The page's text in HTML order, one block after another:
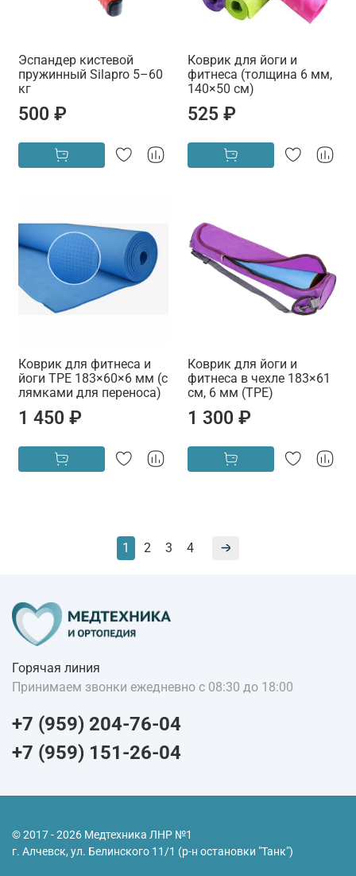
Эспандер кистевой
пружинный Silapro 5–60
кг
500 ₽
Коврик для йоги и
фитнеса (толщина 6 мм,
140×50 см)
525 ₽
Коврик для фитнеса и
йоги TPE 183×60×6 мм (с
лямками для переноса)
1 450 ₽
Коврик для йоги и
фитнеса в чехле 183×61
см, 6 мм (TPE)
1 300 ₽
1 2 3 4
Горячая линия
Принимаем звонки ежедневно с 08:30 до 18:00
+7 (959) 204-76-04
+7 (959) 151-26-04
© 2017 - 2026 Медтехника ЛНР №1
г. Алчевск, ул. Белинского 11/1 (р-н остановки "Танк")